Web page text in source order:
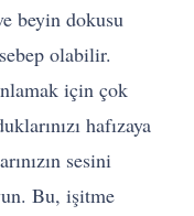
beyin dokusu
olabilir.
için çok
hafızaya
sesini
Bu, işitme